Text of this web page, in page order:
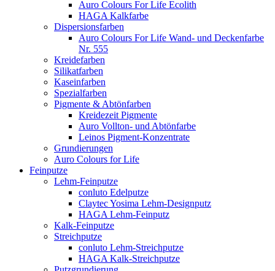
Auro Colours For Life Ecolith
HAGA Kalkfarbe
Dispersionsfarben
Auro Colours For Life Wand- und Deckenfarbe
Nr. 555
Kreidefarben
Silikatfarben
Kaseinfarben
Spezialfarben
Pigmente & Abtönfarben
Kreidezeit Pigmente
Auro Vollton- und Abtönfarbe
Leinos Pigment-Konzentrate
Grundierungen
Auro Colours for Life
Feinputze
Lehm-Feinputze
conluto Edelputze
Claytec Yosima Lehm-Designputz
HAGA Lehm-Feinputz
Kalk-Feinputze
Streichputze
conluto Lehm-Streichputze
HAGA Kalk-Streichputze